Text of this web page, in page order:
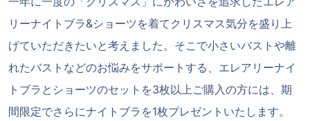
リーナイトブラ&ショーツを着てクリスマス気分を盛り上
げていただきたいと考えました。そこで小さいバストや離
れたバストなどのお悩みをサポートする、エレアリーナイ
トブラとショーツのセットを3枚以上ご購入の方には、期
間限定でさらにナイトブラを1枚プレゼントいたします。